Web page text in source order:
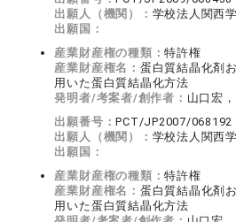
出願人（機関）： 学校法人関西
出願国：
産業財産権の種類：特許権
産業財産権名： 蛋白質結晶化剤
用いた蛋白質結晶化方法
発明者/考案者/創作者： 山口宏
出願番号：PCT/JP2007/068192
出願人（機関）： 学校法人関西
出願国：
産業財産権の種類：特許権
産業財産権名： 蛋白質結晶化剤
用いた蛋白質結晶化方法